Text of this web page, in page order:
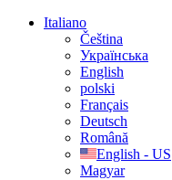
Italiano
Čeština
Українська
English
polski
Français
Deutsch
Română
English - US
Magyar